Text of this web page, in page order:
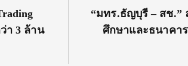
า 3 ล้าน
Next
Post:
“มทร.ธัญบุรี – สช.”
ศึกษาและธนาคา